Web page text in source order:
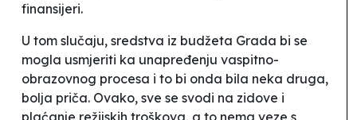
finansijeri.
U tom slučaju, sredstva iz budžeta Grada bi se
mogla usmjeriti ka unapređenju vaspitno-
obrazovnog procesa i to bi onda bila neka druga,
bolja priča. Ovako, sve se svodi na zidove i